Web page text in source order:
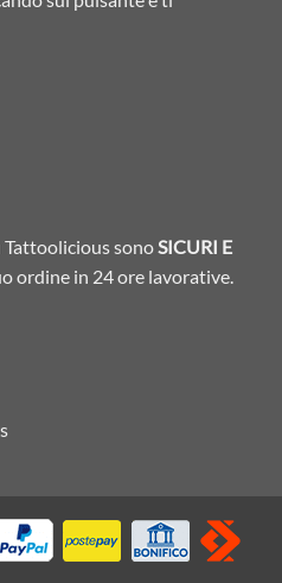
sonoSICURI E
ordine in 24 ore lavorative.